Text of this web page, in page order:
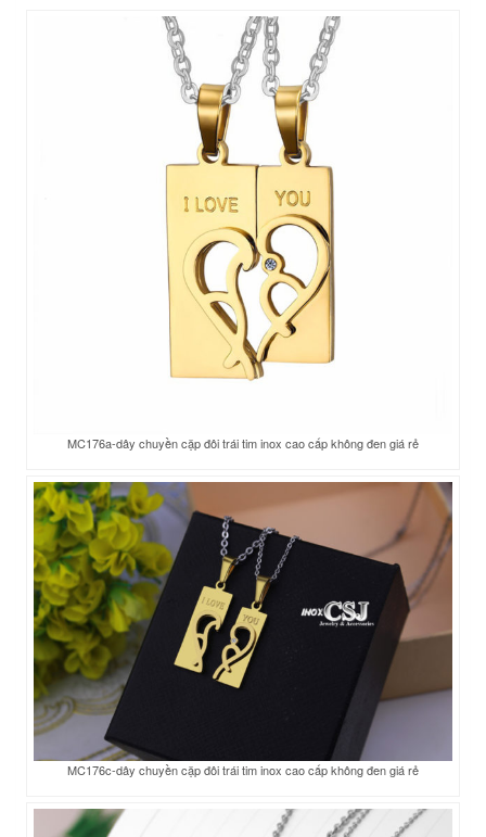
MC176a-dây chuyền cặp đôi trái tim inox cao cấp không đen giá rẻ
MC176c-dây chuyền cặp đôi trái tim inox cao cấp không đen giá rẻ